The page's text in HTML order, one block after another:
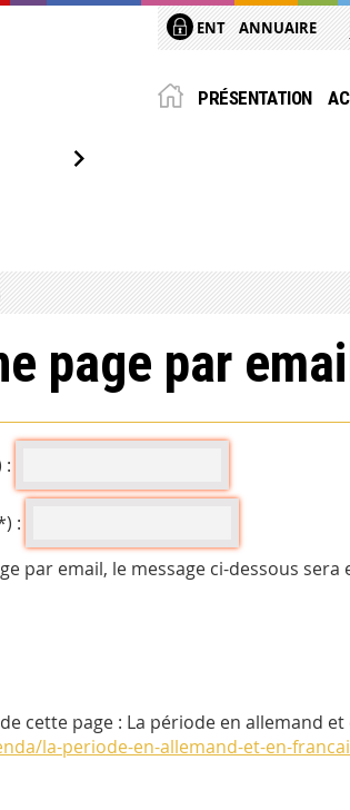
ENT ANNUAIRE
PRÉSENTATION
page par
:
:
par email, le message ci-dessous sera
cette page : La période en allemand et
la-periode-en-allemand-et-en-